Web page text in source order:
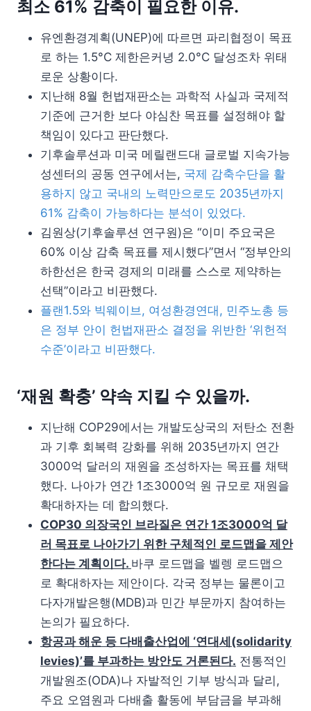
최소 61% 감축이 필요한 이유.
유엔환경계획(UNEP)에 따르면 파리협정이 목표
로 하는 1.5°C 제한은커녕 2.0°C 달성조차 위태
로운 상황이다.
지난해 8월 헌법재판소는 과학적 사실과 국제적
기준에 근거한 보다 야심찬 목표를 설정해야 할
책임이 있다고 판단했다.
기후솔루션과 미국 메릴랜드대 글로벌 지속가능
성센터의 공동 연구에서는, 국제 감축수단을 활
용하지 않고 국내의 노력만으로도 2035년까지
61% 감축이 가능하다는 분석이 있었다.
김원상(기후솔루션 연구원)은 “이미 주요국은
60% 이상 감축 목표를 제시했다”면서 “정부안의
하한선은 한국 경제의 미래를 스스로 제약하는
선택”이라고 비판했다.
플랜1.5와 빅웨이브, 여성환경연대, 민주노총 등
은 정부 안이 헌법재판소 결정을 위반한 ‘위헌적
수준’이라고 비판했다.
‘재원 확충’ 약속 지킬 수 있을까.
지난해 COP29에서는 개발도상국의 저탄소 전환
과 기후 회복력 강화를 위해 2035년까지 연간
3000억 달러의 재원을 조성하자는 목표를 채택
했다. 나아가 연간 1조3000억 원 규모로 재원을
확대하자는 데 합의했다.
COP30 의장국인 브라질은 연간 1조3000억 달
러 목표로 나아가기 위한 구체적인 로드맵을 제안
한다는 계획이다. 바쿠 로드맵을 벨렝 로드맵으
로 확대하자는 제안이다. 각국 정부는 물론이고
다자개발은행(MDB)과 민간 부문까지 참여하는
논의가 필요하다.
항공과 해운 등 다배출산업에 ‘연대세(solidarity
levies)’를 부과하는 방안도 거론된다. 전통적인
개발원조(ODA)나 자발적인 기부 방식과 달리,
주요 오염원과 다배출 활동에 부담금을 부과해